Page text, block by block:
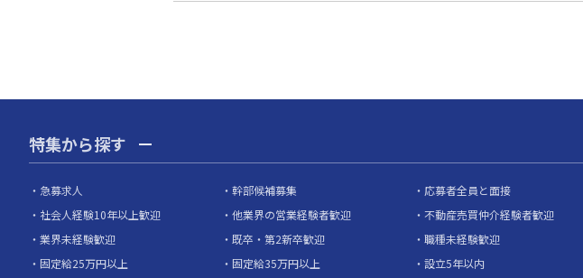
特集から探す
急募求人 幹部候補募集 応募者全員と面接
社会人経験10年以上歓迎
他業界の営業経験者歓迎 不動産売買仲介経験者歓迎
業界未経験歓迎
既卒・第2新卒歓迎 職種未経験歓迎
固定給25万円以上
固定給35万円以上 設立5年以内